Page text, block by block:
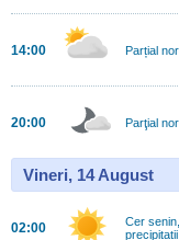
14:00 Parțial
20:00 Parţial
Vineri, 14 August
02:00
Cer
precipitații